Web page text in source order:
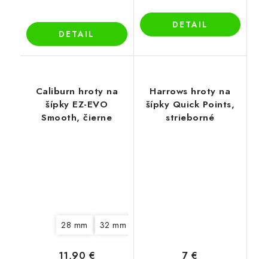
DETAIL
DETAIL
Caliburn hroty na
šípky EZ-EVO
Smooth, čierne
28 mm 32 mm
11,90 €
Harrows hroty na
šípky Quick Points,
strieborné
7 €